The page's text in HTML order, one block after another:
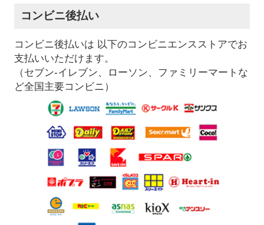
コンビニ後払い
コンビニ後払いは 以下のコンビニエンスストアでお
支払いいただけます。
（セブン-イレブン、ローソン、ファミリーマートな
ど全国主要コンビニ）